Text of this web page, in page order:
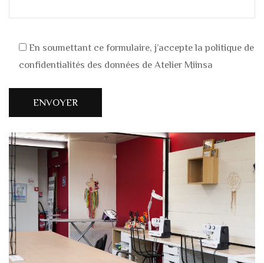
En soumettant ce formulaire, j’accepte la politique de
confidentialités des données de Atelier Miinsa